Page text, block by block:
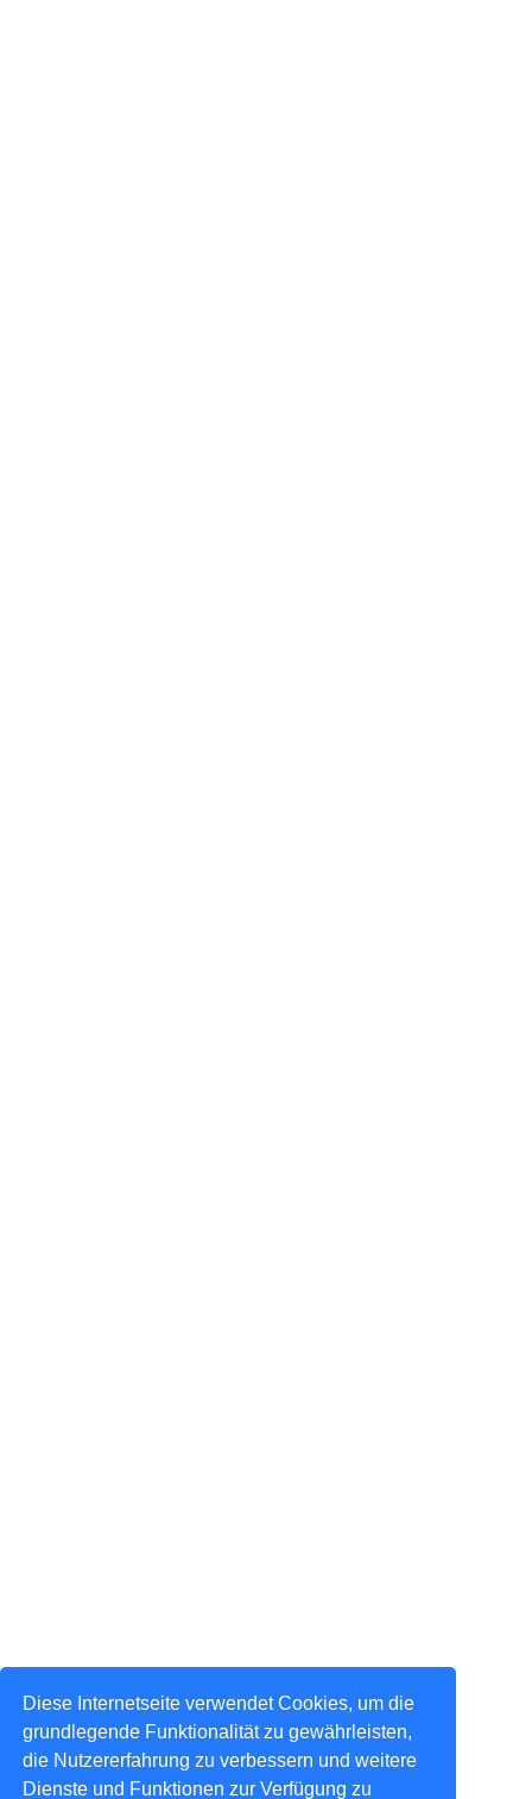
Diese Internetseite verwendet Cookies, um die
grundlegende Funktionalität zu gewährleisten,
die Nutzererfahrung zu verbessern und weitere
Dienste und Funktionen zur Verfügung zu